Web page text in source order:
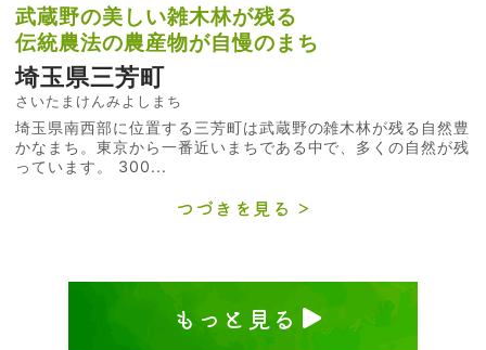
武蔵野の美しい雑木林が残る
伝統農法の農産物が自慢のまち
埼玉県三芳町
さいたまけんみよしまち
埼玉県南西部に位置する三芳町は武蔵野の雑木林が残る自然豊
かなまち。東京から一番近いまちである中で、多くの自然が残
っています。 300...
つづきを見る
もっと見る